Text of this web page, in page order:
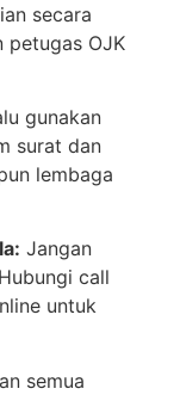
secara
petugas OJK
gunakan
surat dan
lembaga
Jangan
call
untuk
semua